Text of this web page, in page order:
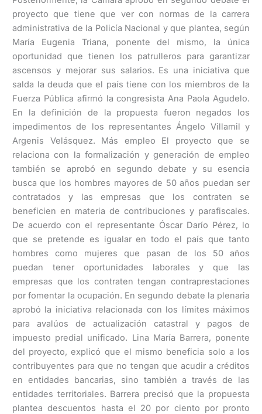
proyecto que tiene que ver con normas de la carrera
administrativa de la Policía Nacional y que plantea, según
María Eugenia Triana, ponente del mismo, la única
oportunidad que tienen los patrulleros para garantizar
ascensos y mejorar sus salarios. Es una iniciativa que
salda la deuda que el país tiene con los miembros de la
Fuerza Pública afirmó la congresista Ana Paola Agudelo.
En la definición de la propuesta fueron negados los
impedimentos de los representantes Ángelo Villamil y
Argenis Velásquez. Más empleo El proyecto que se
relaciona con la formalización y generación de empleo
también se aprobó en segundo debate y su esencia
busca que los hombres mayores de 50 años puedan ser
contratados y las empresas que los contraten se
beneficien en materia de contribuciones y parafiscales.
De acuerdo con el representante Óscar Darío Pérez, lo
que se pretende es igualar en todo el país que tanto
hombres como mujeres que pasan de los 50 años
puedan tener oportunidades laborales y que las
empresas que los contraten tengan contraprestaciones
por fomentar la ocupación. En segundo debate la plenaria
aprobó la iniciativa relacionada con los límites máximos
para avalúos de actualización catastral y pagos de
impuesto predial unificado. Lina María Barrera, ponente
del proyecto, explicó que el mismo beneficia solo a los
contribuyentes para que no tengan que acudir a créditos
en entidades bancarias, sino también a través de las
entidades territoriales. Barrera precisó que la propuesta
plantea descuentos hasta el 20 por ciento por pronto